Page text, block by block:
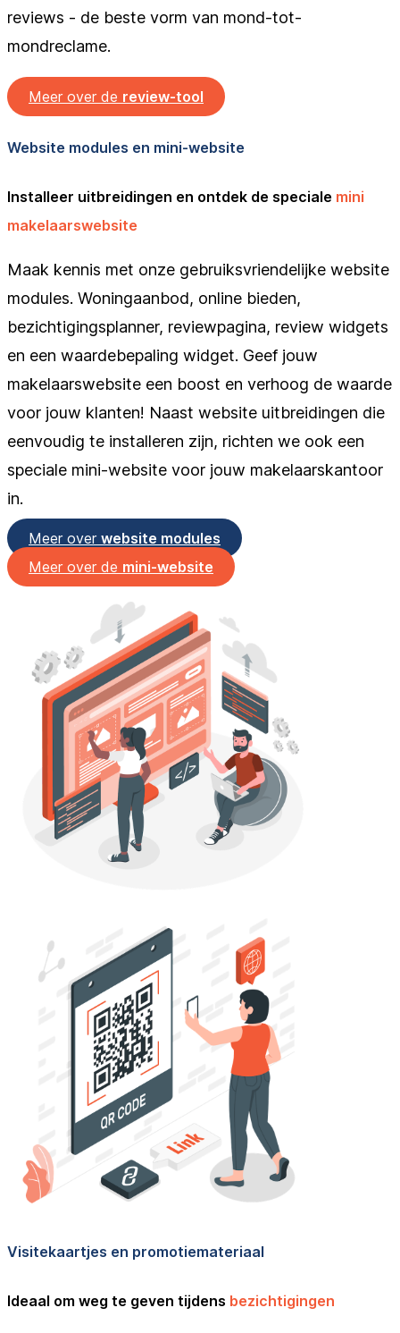
reviews - de beste vorm van mond-tot-
mondreclame.
Meer over de review-tool
Website modules en mini-website
Installeer uitbreidingen en ontdek de speciale mini
makelaarswebsite
Maak kennis met onze gebruiksvriendelijke website
modules. Woningaanbod, online bieden,
bezichtigingsplanner, reviewpagina, review widgets
en een waardebepaling widget. Geef jouw
makelaarswebsite een boost en verhoog de waarde
voor jouw klanten! Naast website uitbreidingen die
eenvoudig te installeren zijn, richten we ook een
speciale mini-website voor jouw makelaarskantoor
in.
Meer over website modules
Meer over de mini-website
Visitekaartjes en promotiemateriaal
Ideaal om weg te geven tijdens bezichtigingen